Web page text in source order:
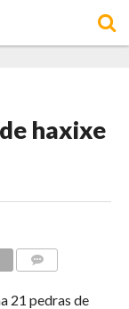
haxixe
21 pedras de